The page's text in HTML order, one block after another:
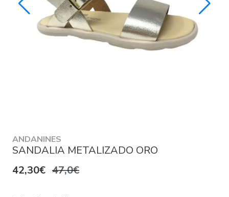
ANDANINES
SANDALIA METALIZADO ORO
42,30€ 47,0€